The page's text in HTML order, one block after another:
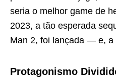
seria o melhor game de
2023, a tão esperada
Man 2, foi lançada — e, a
Protagonismo